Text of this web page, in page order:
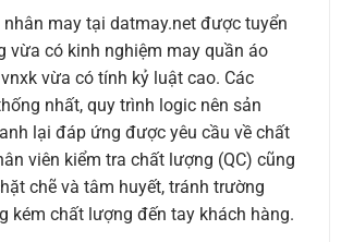
may tại datmay.net được tuyển
vừa có kinh nghiệm may quần áo
vừa có tính kỷ luật cao. Các
nhất, quy trình logic nên sản
lại đáp ứng được yêu cầu về chất
viên kiểm tra chất lượng (QC) cũng
chẽ và tâm huyết, tránh trường
kém chất lượng đến tay khách hàng.